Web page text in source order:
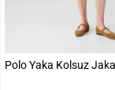
Polo Yaka Kolsuz